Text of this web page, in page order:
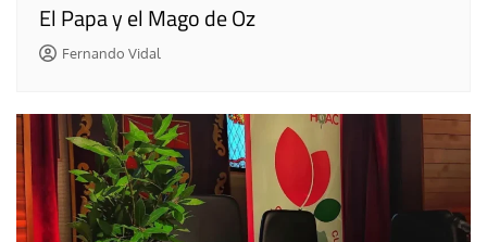
El Papa y el Mago de Oz
Fernando Vidal